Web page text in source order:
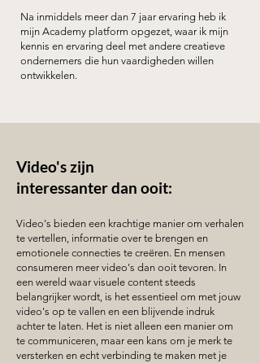
Na inmiddels meer dan 7 jaar ervaring heb ik
mijn Academy platform opgezet, waar ik mijn
kennis en ervaring deel met andere creatieve
ondernemers die hun vaardigheden willen
ontwikkelen.
Video's zijn
interessanter dan ooit:
Video's bieden een krachtige manier om verhalen
te vertellen, informatie over te brengen en
emotionele connecties te creëren. En mensen
consumeren meer video's dan ooit tevoren. In
een wereld waar visuele content steeds
belangrijker wordt, is het essentieel om met jouw
video's op te vallen en een blijvende indruk
achter te laten. Het is niet alleen een manier om
te communiceren, maar een kans om je merk te
versterken en echt verbinding te maken met je